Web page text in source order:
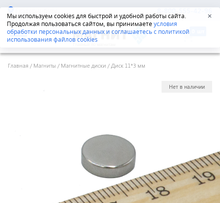
Мы используем cookies для быстрой и удобной работы сайта.
Продолжая пользоваться сайтом, вы принимаетеусловия
обработки персональных данных и соглашаетесь с политикой
использования файлов cookies
✕
Екатеринбург 8-800-555-42-96
Главная /Магниты /Магнитные диски /Диск 11*3 мм
Нет в наличии